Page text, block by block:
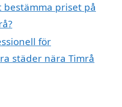
priset på
för
städer nära Timrå